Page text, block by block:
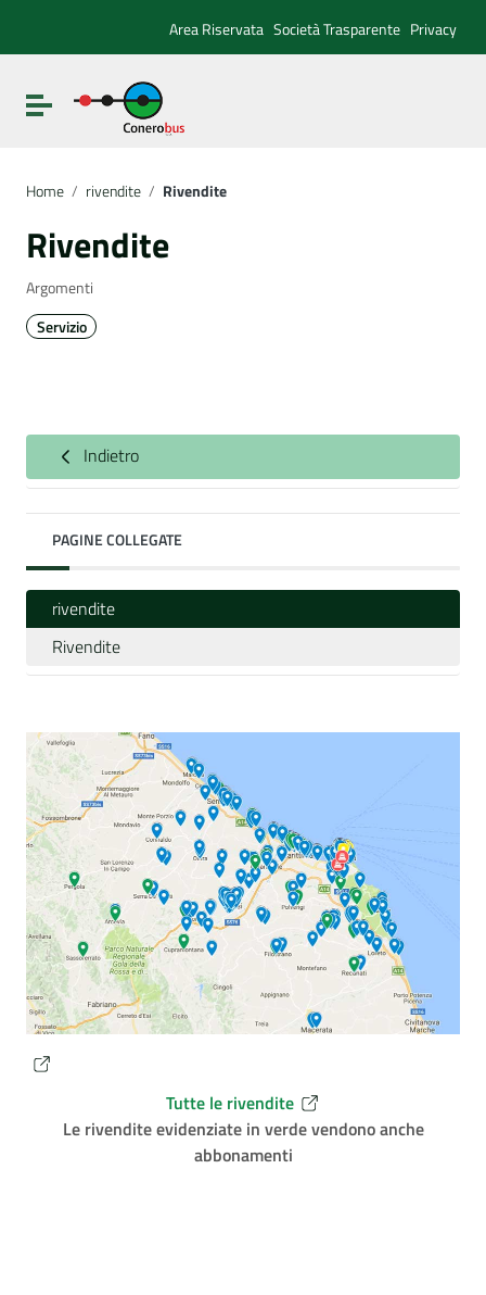
Vai al menu di navigazione
Vai al footer
Area Riservata Società Trasparente Privacy
Attiva / disattiva la navigazione
Home / rivendite / Rivendite
Rivendite
Argomenti
Servizio
Indietro
PAGINE COLLEGATE
rivendite
Rivendite
Tutte le rivendite
Le rivendite evidenziate in verde vendono anche
abbonamenti